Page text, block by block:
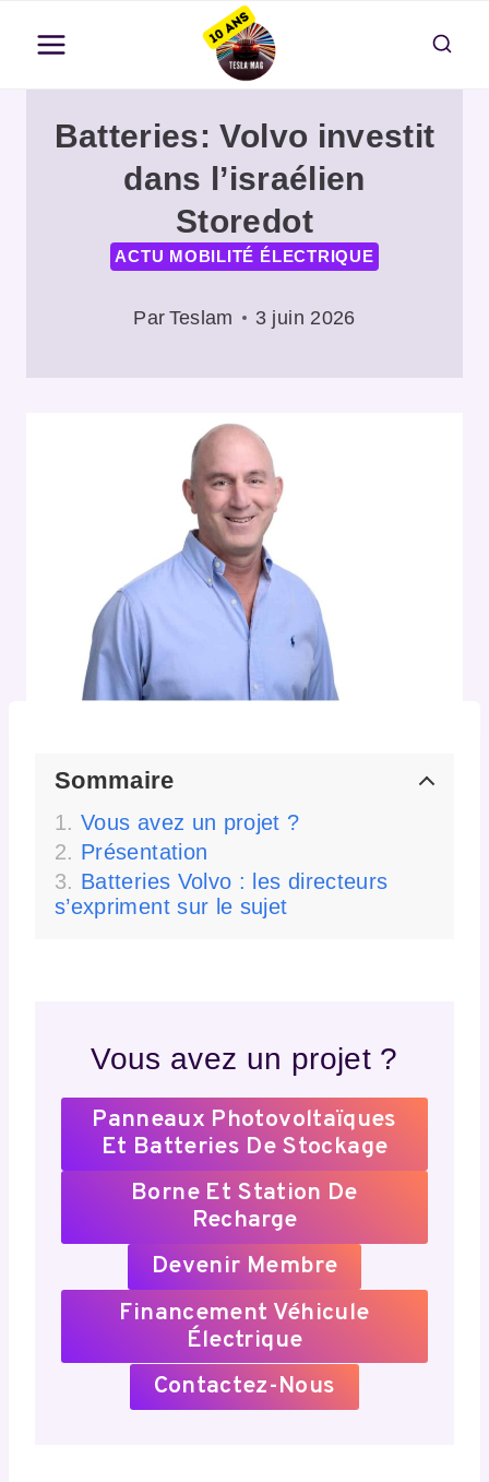
contenu
Batteries: Volvo investit
dans l’israélien
Storedot
ACTU MOBILITÉ ÉLECTRIQUE
Par Teslam 3 juin 2026
Sommaire
Vous avez un projet ?
Présentation
Batteries Volvo : les directeurs
s’expriment sur le sujet
Vous avez un projet ?
Panneaux Photovoltaïques
Et Batteries De Stockage
Borne Et Station De
Recharge
Devenir Membre
Financement Véhicule
Électrique
Contactez-Nous